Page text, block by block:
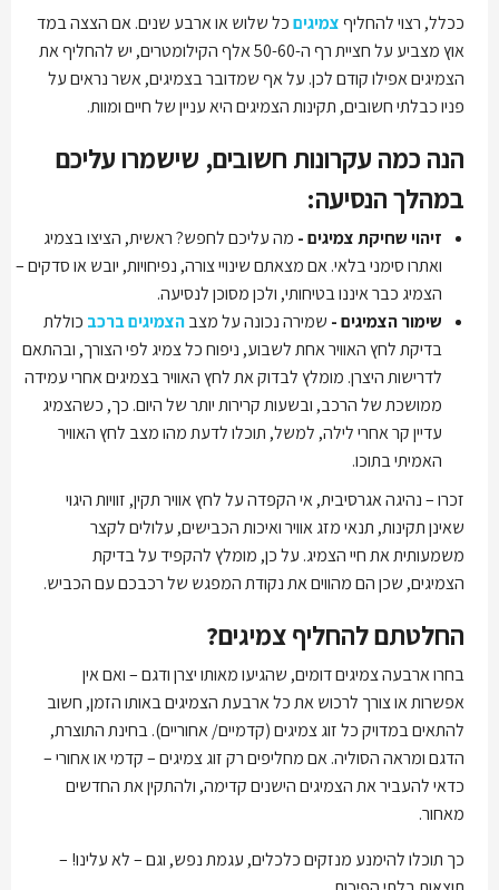
ככלל, רצוי להחליףצמיגיםכל שלוש או ארבע שנים. אם הצצה במד
אוץ מצביע על חציית רף ה-50-60 אלף הקילומטרים, יש להחליף את
הצמיגים אפילו קודם לכן. על אף שמדובר בצמיגים, אשר נראים על
פניו כבלתי חשובים, תקינות הצמיגים היא עניין של חיים ומוות.
הנה כמה עקרונות חשובים, שישמרו עליכם
במהלך הנסיעה:
זיהוי שחיקת צמיגים - מה עליכם לחפש? ראשית, הציצו בצמיג
ואתרו סימני בלאי. אם מצאתם שינויי צורה, נפיחויות, יובש או סדקים –
הצמיג כבר איננו בטיחותי, ולכן מסוכן לנסיעה.
שימור הצמיגים - שמירה נכונה על מצבהצמיגים ברכב כוללת
בדיקת לחץ האוויר אחת לשבוע, ניפוח כל צמיג לפי הצורך, ובהתאם
לדרישות היצרן. מומלץ לבדוק את לחץ האוויר בצמיגים אחרי עמידה
ממושכת של הרכב, ובשעות קרירות יותר של היום. כך, כשהצמיג
עדיין קר אחרי לילה, למשל, תוכלו לדעת מהו מצב לחץ האוויר
האמיתי בתוכו.
זכרו – נהיגה אגרסיבית, אי הקפדה על לחץ אוויר תקין, זוויות היגוי
שאינן תקינות, תנאי מזג אוויר ואיכות הכבישים, עלולים לקצר
משמעותית את חיי הצמיג. על כן, מומלץ להקפיד על בדיקת
הצמיגים, שכן הם מהווים את נקודת המפגש של רכבכם עם הכביש.
החלטתם להחליף צמיגים?
בחרו ארבעה צמיגים דומים, שהגיעו מאותו יצרן ודגם – ואם אין
אפשרות או צורך לרכוש את כל ארבעת הצמיגים באותו הזמן, חשוב
להתאים במדויק כל זוג צמיגים (קדמיים/ אחוריים). בחינת התוצרת,
הדגם ומראה הסוליה. אם מחליפים רק זוג צמיגים – קדמי או אחורי –
כדאי להעביר את הצמיגים הישנים קדימה, ולהתקין את החדשים
מאחור.
כך תוכלו להימנע מנזקים כלכלים, עגמת נפש, וגם – לא עלינו! –